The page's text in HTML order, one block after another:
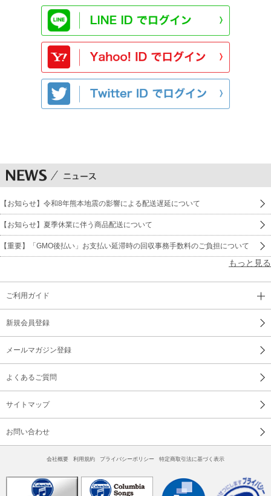
【お知らせ】令和8年熊本地震の影響による配送遅延について
【お知らせ】夏季休業に伴う商品配送について
【重要】「GMO後払い」お支払い延滞時の回収事務手数料のご負担について
もっと見る
ご利用ガイド
新規会員登録
メールマガジン登録
よくあるご質問
サイトマップ
お問い合わせ
会社概要 利用規約 プライバシーポリシー 特定商取引法に基づく表示